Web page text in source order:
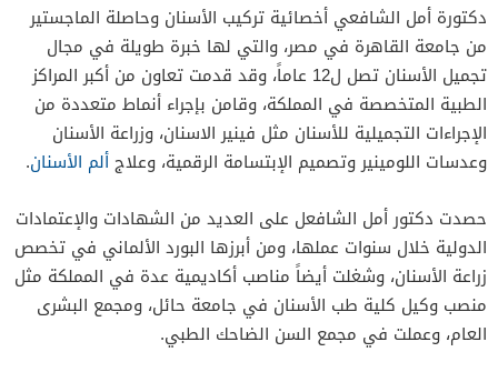
دكتورة أمل الشافعي أخصائية تركيب الأسنان وحاصلة الماجستير
من جامعة القاهرة في مصر، والتي لها خبرة طويلة في مجال
تجميل الأسنان تصل ل12 عاماً، وقد قدمت تعاون من أكبر المراكز
الطبية المتخصصة في المملكة، وقامن بإجراء أنماط متعددة من
الإجراءات التجميلية للأسنان مثل فينير الاسنان، وزراعة الأسنان
وعدسات اللومينير وتصميم الإبتسامة الرقمية، وعلاجألم الأسنان.
حصدت دكتور أمل الشافعل على العديد من الشهادات والإعتمادات
الدولية خلال سنوات عملها، ومن أبرزها البورد الألماني في تخصص
زراعة الأسنان، وشغلت أيضاً مناصب أكاديمية عدة في المملكة مثل
منصب وكيل كلية طب الأسنان في جامعة حائل، ومجمع البشرى
العام، وعملت في مجمع السن الضاحك الطبي.